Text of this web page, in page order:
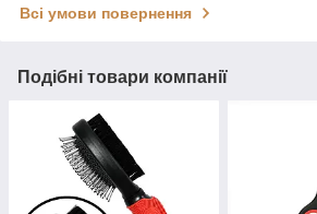
Всі умови повернення
Подібні товари компанії